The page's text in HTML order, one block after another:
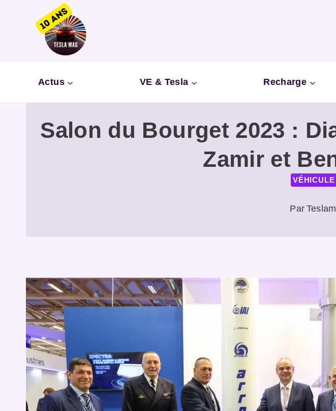
Actus VE & Tesla Recharge
Salon du Bourget 2023 :
Zamir et
Par Teslam